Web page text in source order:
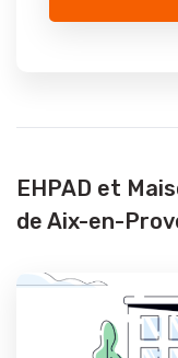
EHPAD et
de Aix-en-